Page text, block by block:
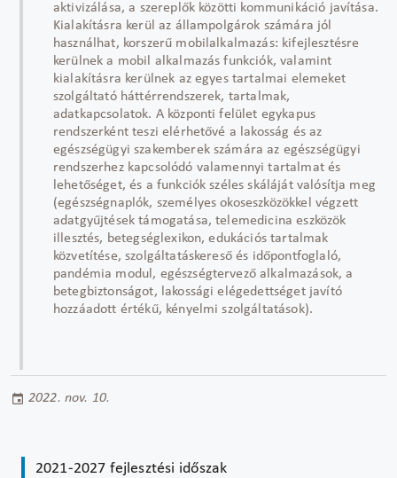
aktivizálása, a szereplők közötti kommunikáció javítása.
Kialakításra kerül az állampolgárok számára jól
használhat, korszerű mobilalkalmazás: kifejlesztésre
kerülnek a mobil alkalmazás funkciók, valamint
kialakításra kerülnek az egyes tartalmai elemeket
szolgáltató háttérrendszerek, tartalmak,
adatkapcsolatok. A központi felület egykapus
rendszerként teszi elérhetővé a lakosság és az
egészségügyi szakemberek számára az egészségügyi
rendszerhez kapcsolódó valamennyi tartalmat és
lehetőséget, és a funkciók széles skáláját valósítja meg
(egészségnaplók, személyes okoseszközökkel végzett
adatgyűjtések támogatása, telemedicina eszközök
illesztés, betegséglexikon, edukációs tartalmak
közvetítése, szolgáltatáskereső és időpontfoglaló,
pandémia modul, egészségtervező alkalmazások, a
betegbiztonságot, lakossági elégedettséget javító
hozzáadott értékű, kényelmi szolgáltatások).
2022. nov. 10.
2021-2027 fejlesztési időszak